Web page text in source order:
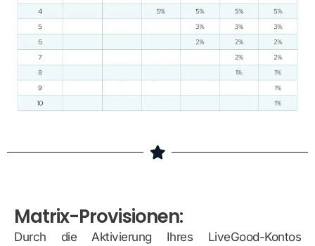
Matrix-Provisionen:
Durch die Aktivierung Ihres LiveGood-Kontos